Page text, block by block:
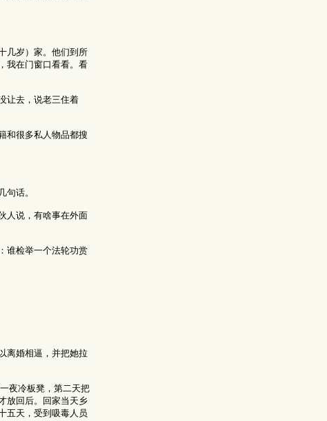
十几岁）家。他们到所
我在门窗口看看。看
让去，说老三住着
和很多私人物品都搜
话。
人说，有啥事在外面
谁检举一个法轮功赏
以离婚相逼，并把她拉
夜冷板凳，第二天把
放回后。回家当天乡
五天，受到吸毒人员